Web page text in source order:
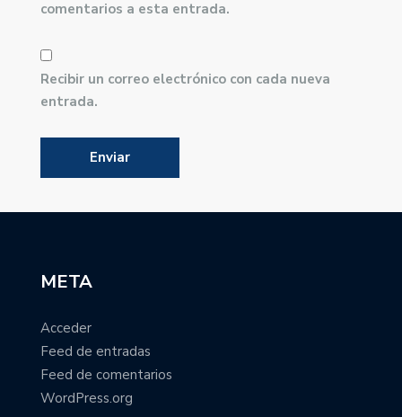
comentarios a esta entrada.
Recibir un correo electrónico con cada nueva
entrada.
META
Acceder
Feed de entradas
Feed de comentarios
WordPress.org